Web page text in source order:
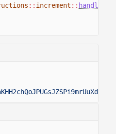
:: increment ::